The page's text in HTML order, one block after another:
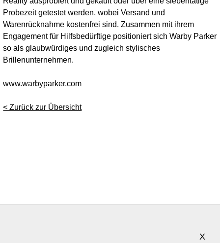
Probezeit getestet werden, wobei Versand und
Warenrücknahme kostenfrei sind. Zusammen mit ihrem
Engagement für Hilfsbedürftige positioniert sich Warby Parker
so als glaubwürdiges und zugleich stylisches
Brillenunternehmen.
www.warbyparker.com
< Zurück zur Übersicht
X